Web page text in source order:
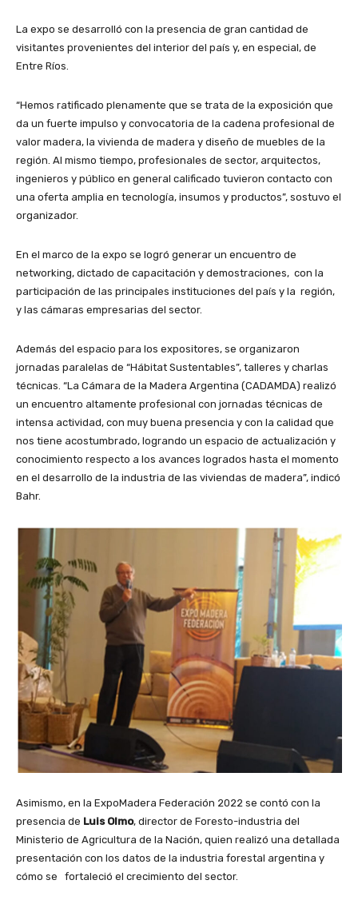
La expo se desarrolló con la presencia de gran cantidad de
visitantes provenientes del interior del país y, en especial, de
Entre Ríos.
“Hemos ratificado plenamente que se trata de la exposición que
da un fuerte impulso y convocatoria de la cadena profesional de
valor madera, la vivienda de madera y diseño de muebles de la
región. Al mismo tiempo, profesionales de sector, arquitectos,
ingenieros y público en general calificado tuvieron contacto con
una oferta amplia en tecnología, insumos y productos”, sostuvo el
organizador.
En el marco de la expo se logró generar un encuentro de
networking, dictado de capacitación y demostraciones, con la
participación de las principales instituciones del país y la región,
y las cámaras empresarias del sector.
Además del espacio para los expositores, se organizaron
jornadas paralelas de “Hábitat Sustentables”, talleres y charlas
técnicas. “La Cámara de la Madera Argentina (CADAMDA) realizó
un encuentro altamente profesional con jornadas técnicas de
intensa actividad, con muy buena presencia y con la calidad que
nos tiene acostumbrado, logrando un espacio de actualización y
conocimiento respecto a los avances logrados hasta el momento
en el desarrollo de la industria de las viviendas de madera”, indicó
Bahr.
Asimismo, en la ExpoMadera Federación 2022 se contó con la
presencia de Luis Olmo, director de Foresto-industria del
Ministerio de Agricultura de la Nación, quien realizó una detallada
presentación con los datos de la industria forestal argentina y
cómo se fortaleció el crecimiento del sector.